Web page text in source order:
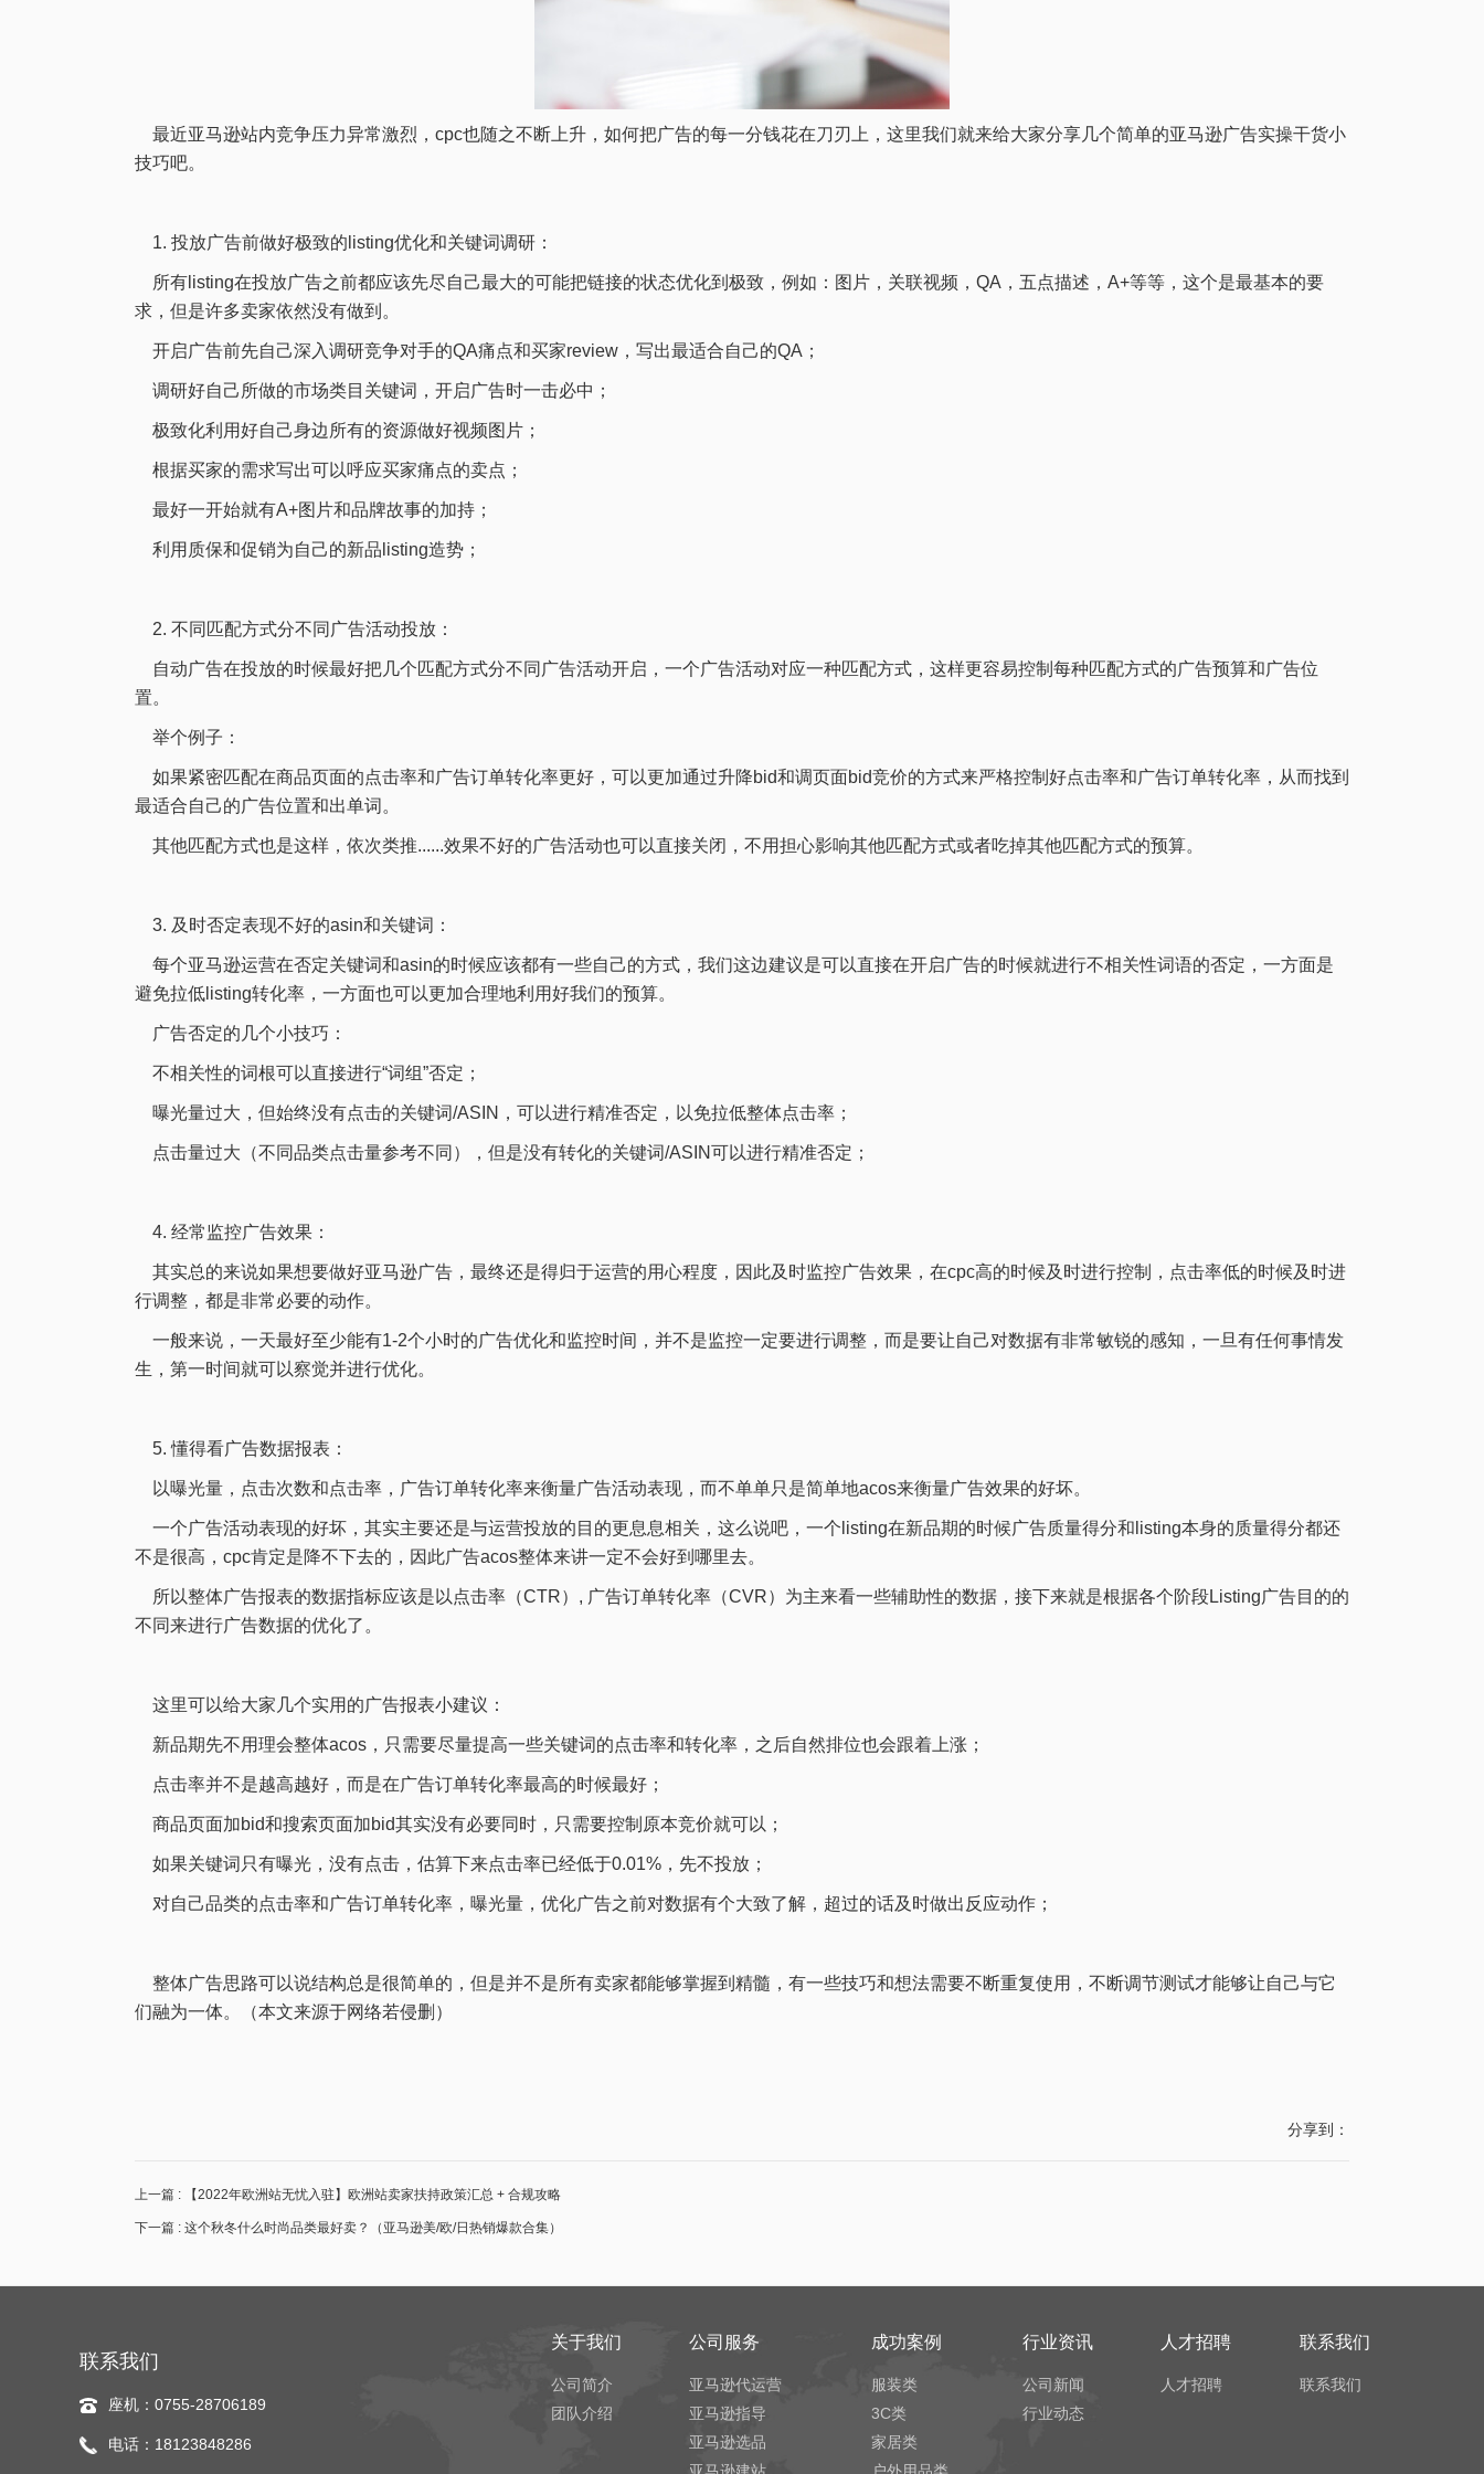
最近亚马逊站内竞争压力异常激烈，cpc也随之不断上升，如何把广告的每一分钱花在刀刃上，这里我们就来给大家分享几个简单的亚马逊广告实操干货小
技巧吧。
1. 投放广告前做好极致的listing优化和关键词调研：
所有listing在投放广告之前都应该先尽自己最大的可能把链接的状态优化到极致，例如：图片，关联视频，QA，五点描述，A+等等，这个是最基本的要
求，但是许多卖家依然没有做到。
开启广告前先自己深入调研竞争对手的QA痛点和买家review，写出最适合自己的QA；
调研好自己所做的市场类目关键词，开启广告时一击必中；
极致化利用好自己身边所有的资源做好视频图片；
根据买家的需求写出可以呼应买家痛点的卖点；
最好一开始就有A+图片和品牌故事的加持；
利用质保和促销为自己的新品listing造势；
2. 不同匹配方式分不同广告活动投放：
自动广告在投放的时候最好把几个匹配方式分不同广告活动开启，一个广告活动对应一种匹配方式，这样更容易控制每种匹配方式的广告预算和广告位
置。
举个例子：
如果紧密匹配在商品页面的点击率和广告订单转化率更好，可以更加通过升降bid和调页面bid竞价的方式来严格控制好点击率和广告订单转化率，从而找到
最适合自己的广告位置和出单词。
其他匹配方式也是这样，依次类推......效果不好的广告活动也可以直接关闭，不用担心影响其他匹配方式或者吃掉其他匹配方式的预算。
3. 及时否定表现不好的asin和关键词：
每个亚马逊运营在否定关键词和asin的时候应该都有一些自己的方式，我们这边建议是可以直接在开启广告的时候就进行不相关性词语的否定，一方面是
避免拉低listing转化率，一方面也可以更加合理地利用好我们的预算。
广告否定的几个小技巧：
不相关性的词根可以直接进行“词组”否定；
曝光量过大，但始终没有点击的关键词/ASIN，可以进行精准否定，以免拉低整体点击率；
点击量过大（不同品类点击量参考不同），但是没有转化的关键词/ASIN可以进行精准否定；
4. 经常监控广告效果：
其实总的来说如果想要做好亚马逊广告，最终还是得归于运营的用心程度，因此及时监控广告效果，在cpc高的时候及时进行控制，点击率低的时候及时进
行调整，都是非常必要的动作。
一般来说，一天最好至少能有1-2个小时的广告优化和监控时间，并不是监控一定要进行调整，而是要让自己对数据有非常敏锐的感知，一旦有任何事情发
生，第一时间就可以察觉并进行优化。
5. 懂得看广告数据报表：
以曝光量，点击次数和点击率，广告订单转化率来衡量广告活动表现，而不单单只是简单地acos来衡量广告效果的好坏。
一个广告活动表现的好坏，其实主要还是与运营投放的目的更息息相关，这么说吧，一个listing在新品期的时候广告质量得分和listing本身的质量得分都还
不是很高，cpc肯定是降不下去的，因此广告acos整体来讲一定不会好到哪里去。
所以整体广告报表的数据指标应该是以点击率（CTR）, 广告订单转化率（CVR）为主来看一些辅助性的数据，接下来就是根据各个阶段Listing广告目的的
不同来进行广告数据的优化了。
这里可以给大家几个实用的广告报表小建议：
新品期先不用理会整体acos，只需要尽量提高一些关键词的点击率和转化率，之后自然排位也会跟着上涨；
点击率并不是越高越好，而是在广告订单转化率最高的时候最好；
商品页面加bid和搜索页面加bid其实没有必要同时，只需要控制原本竞价就可以；
如果关键词只有曝光，没有点击，估算下来点击率已经低于0.01%，先不投放；
对自己品类的点击率和广告订单转化率，曝光量，优化广告之前对数据有个大致了解，超过的话及时做出反应动作；
整体广告思路可以说结构总是很简单的，但是并不是所有卖家都能够掌握到精髓，有一些技巧和想法需要不断重复使用，不断调节测试才能够让自己与它
们融为一体。（本文来源于网络若侵删）
分享到：
上一篇 : 【2022年欧洲站无忧入驻】欧洲站卖家扶持政策汇总 + 合规攻略
下一篇 : 这个秋冬什么时尚品类最好卖？（亚马逊美/欧/日热销爆款合集）
联系我们
座机：0755-28706189
电话：18123848286
关于我们
公司简介
团队介绍
公司服务
亚马逊代运营
亚马逊指导
亚马逊选品
亚马逊建站
成功案例
服装类
3C类
家居类
户外用品类
行业资讯
公司新闻
行业动态
人才招聘
人才招聘
联系我们
联系我们